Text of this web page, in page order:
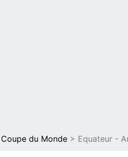
Coupe du Monde > Equateur -